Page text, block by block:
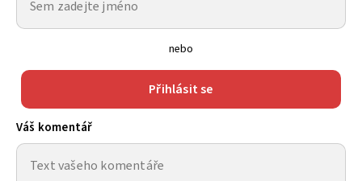
nebo
Přihlásit se
Váš komentář